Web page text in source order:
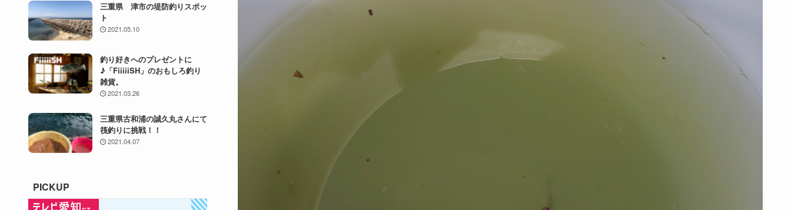
三重県 津市の堤防釣りスポッ
ト
2021.05.10
釣り好きへのプレゼントに
♪「FiiiiiSH」のおもしろ釣り
雑貨。
2021.03.26
三重県古和浦の誠久丸さんにて
筏釣りに挑戦！！
2021.04.07
PICKUP